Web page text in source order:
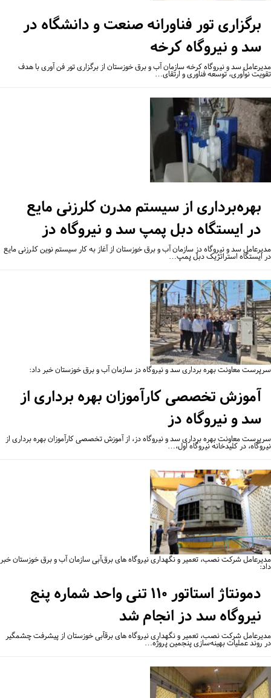
برگزاری تور فناورانه صنعت و دانشگاه در
سد و نیروگاه کرخه
سد و نیروگاه کرخه سازمان آب و برق خوزستان از برگزاری تور فن آوری با هدف
نوآوری، توسعه فناوری و ارتقای…
بهره‌برداری از سیستم مدرن کلرزنی مایع
در ایستگاه دبل پمپ سد و نیروگاه دز
سد و نیروگاه دز سازمان آب و برق خوزستان از آغاز به کار سیستم نوین کلرزنی مایع
ایستگاه استراتژیک دبل پمپ…
معاونت بهره برداری سد و نیروگاه دز سازمان آب و برق خوزستان خبر داد:
آموزش تخصصی کارآموزان بهره برداری از
سد و نیروگاه دز
معاونت بهره برداری سد و نیروگاه دز، از آموزش تخصصی کارآموزان بهره برداری از
در کلیدخانه نیروگاه اول،…
شرکت نصب، تعمیر و نگهداری نیروگاه ‌های برق‌آبی سازمان آب و برق خوزستان خبر
دمونتاژ استاتور ۱۱۰ تنی واحد شماره پنج
نیروگاه سد دز انجام شد
شرکت نصب، تعمیر و نگهداری نیروگاه ‌های برقآبی خوزستان از پیشرفت چشمگیر
روند عملیات بهینه‌سازی پنجمین پروژه…